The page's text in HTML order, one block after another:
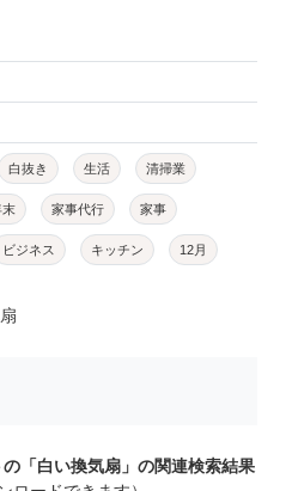
白抜き 生活 清掃業
末 家事代行 家事
ビジネス キッチン 12月
「白い換気扇」の関連検索結果